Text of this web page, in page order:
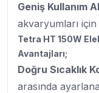
Geniş Kullanım
akvaryumları
Tetra HT 150W
Avantajları;
Doğru Sıcaklık
arasında